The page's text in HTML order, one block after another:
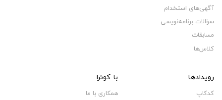
آگهی‌های استخدام
سؤالات برنامه‌نویسی
مسابقات
کلاس‌ها
رویدادها
کدکاپ
با کوئرا
همکاری با ما